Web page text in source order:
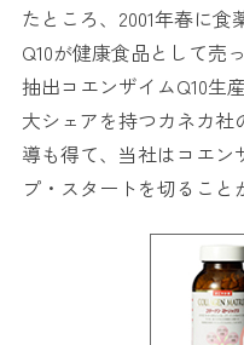
たところ、2001年春に
Q10が健康食品として売
抽出コエンザイムQ10生
大シェアを持つカネカ
導も得て、当社はコエン
プ・スタートを切ること